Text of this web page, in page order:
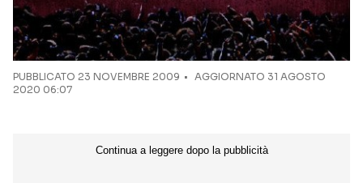
PUBBLICATO 23 NOVEMBRE 2009
AGGIORNATO 31 AGOSTO
2020 06:07